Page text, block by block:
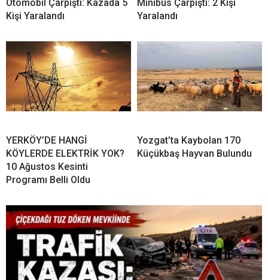
Otomobil Çarpıştı: Kazada 5
Kişi Yaralandı
Minibüs Çarpıştı: 2 Kişi
Yaralandı
YERKÖY’DE HANGİ
KÖYLERDE ELEKTRİK YOK?
10 Ağustos Kesinti
Programı Belli Oldu
Yozgat’ta Kaybolan 170
Küçükbaş Hayvan Bulundu